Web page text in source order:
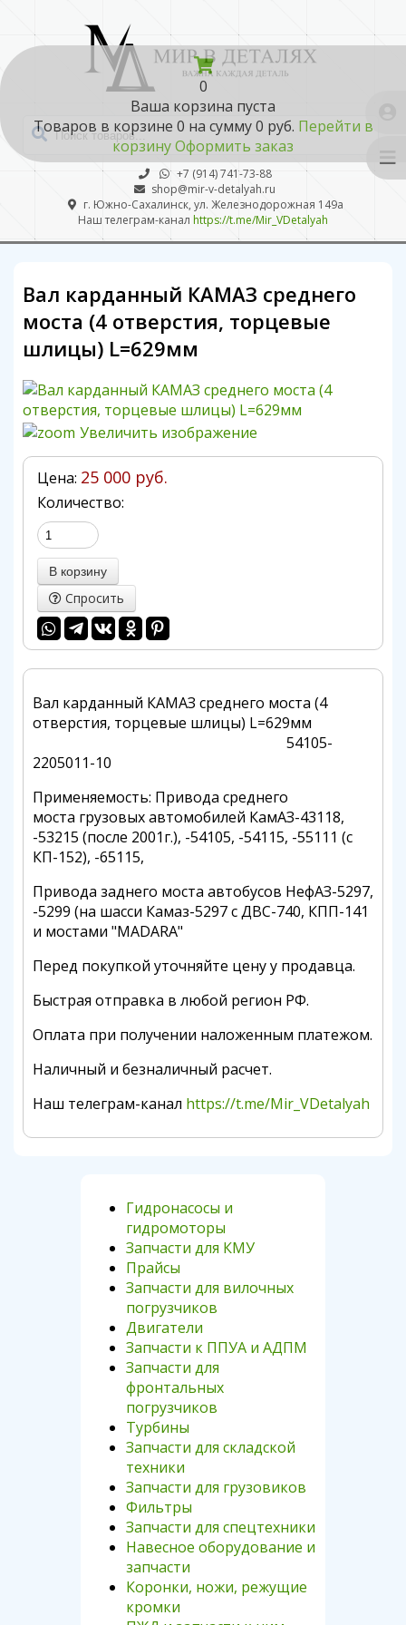
0
Ваша корзина пуста
Товаров в корзине 0 на сумму0 руб. Перейти в
корзинуОформить заказ
+7 (914) 741-73-88
shop@mir-v-detalyah.ru
г. Южно-Сахалинск, ул. Железнодорожная 149а
Наш телеграм-канал https://t.me/Mir_VDetalyah
Вал карданный КАМАЗ среднего
моста (4 отверстия, торцевые
шлицы) L=629мм
Увеличить изображение
Цена: 25 000 руб.
Количество:
Спросить
Вал карданный КАМАЗ среднего моста (4
отверстия, торцевые шлицы) L=629мм
54105-
2205011-10
Применяемость: Привода среднего
моста грузовых автомобилей КамАЗ-43118,
-53215 (после 2001г.), -54105, -54115, -55111 (с
КП-152), -65115,
Привода заднего моста автобусов НефАЗ-5297,
-5299 (на шасси Камаз-5297 с ДВС-740, КПП-141
и мостами "MADARA"
Перед покупкой уточняйте цену у продавца.
Быстрая отправка в любой регион РФ.
Оплата при получении наложенным платежом.
Наличный и безналичный расчет.
Наш телеграм-канал https://t.me/Mir_VDetalyah
Гидронасосы и
гидромоторы
Запчасти для КМУ
Прайсы
Запчасти для вилочных
погрузчиков
Двигатели
Запчасти к ППУА и АДПМ
Запчасти для
фронтальных
погрузчиков
Турбины
Запчасти для складской
техники
Запчасти для грузовиков
Фильтры
Запчасти для спецтехники
Навесное оборудование и
запчасти
Коронки, ножи, режущие
кромки